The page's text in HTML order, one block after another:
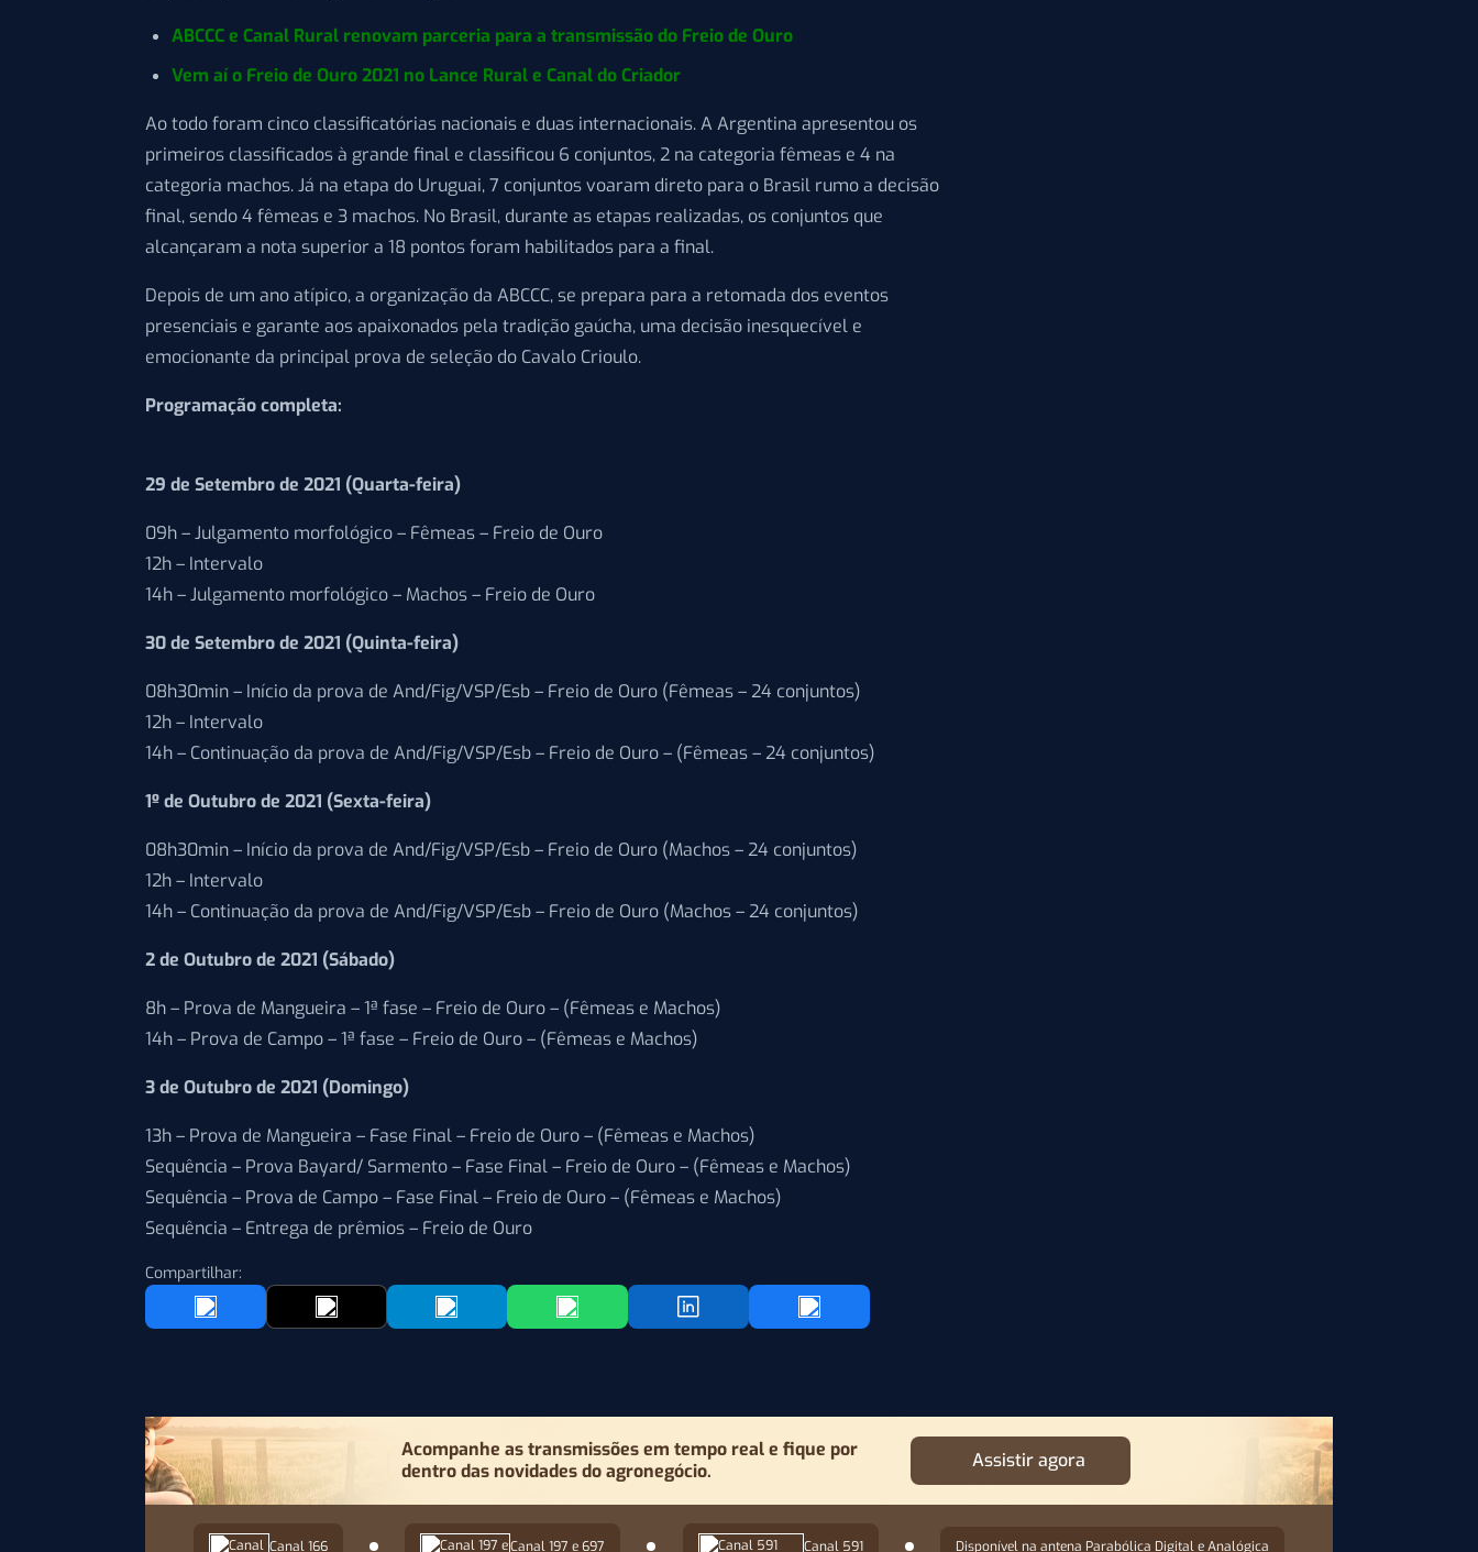
ABCCC e Canal Rural renovam parceria para a transmissão do Freio de Ouro
Vem aí o Freio de Ouro 2021 no Lance Rural e Canal do Criador
Ao todo foram cinco classificatórias nacionais e duas internacionais. A Argentina apresentou os
primeiros classificados à grande final e classificou 6 conjuntos, 2 na categoria fêmeas e 4 na
categoria machos. Já na etapa do Uruguai, 7 conjuntos voaram direto para o Brasil rumo a decisão
final, sendo 4 fêmeas e 3 machos. No Brasil, durante as etapas realizadas, os conjuntos que
alcançaram a nota superior a 18 pontos foram habilitados para a final.
Depois de um ano atípico, a organização da ABCCC, se prepara para a retomada dos eventos
presenciais e garante aos apaixonados pela tradição gaúcha, uma decisão inesquecível e
emocionante da principal prova de seleção do Cavalo Crioulo.
Programação completa:
29 de Setembro de 2021 (Quarta-feira)
09h – Julgamento morfológico – Fêmeas – Freio de Ouro
12h – Intervalo
14h – Julgamento morfológico – Machos – Freio de Ouro
30 de Setembro de 2021 (Quinta-feira)
08h30min – Início da prova de And/Fig/VSP/Esb – Freio de Ouro (Fêmeas – 24 conjuntos)
12h – Intervalo
14h – Continuação da prova de And/Fig/VSP/Esb – Freio de Ouro – (Fêmeas – 24 conjuntos)
1º de Outubro de 2021 (Sexta-feira)
08h30min – Início da prova de And/Fig/VSP/Esb – Freio de Ouro (Machos – 24 conjuntos)
12h – Intervalo
14h – Continuação da prova de And/Fig/VSP/Esb – Freio de Ouro (Machos – 24 conjuntos)
2 de Outubro de 2021 (Sábado)
8h – Prova de Mangueira – 1ª fase – Freio de Ouro – (Fêmeas e Machos)
14h – Prova de Campo – 1ª fase – Freio de Ouro – (Fêmeas e Machos)
3 de Outubro de 2021 (Domingo)
13h – Prova de Mangueira – Fase Final – Freio de Ouro – (Fêmeas e Machos)
Sequência – Prova Bayard/ Sarmento – Fase Final – Freio de Ouro – (Fêmeas e Machos)
Sequência – Prova de Campo – Fase Final – Freio de Ouro – (Fêmeas e Machos)
Sequência – Entrega de prêmios – Freio de Ouro
Compartilhar:
Acompanhe as transmissões em tempo real e fique por
dentro das novidades do agronegócio.
Assistir agora
Canal 166 Canal 197 e 697 Canal 591 Disponível na antena Parabólica Digital e Analógica